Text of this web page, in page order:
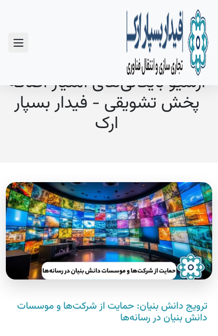
آرشیو بایگانی‌های امتیاز اضافه
پخش تشویقی - فیدار بسپار
ارک
ترویج دانش بنیان: حمایت از شرکت‌ها و موسسات
دانش بنیان در رسانه‌ها